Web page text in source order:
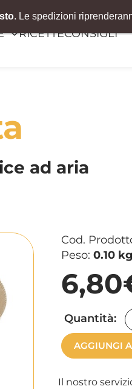
RICETTECONSIGLI
ad aria
Cod.
Peso: 0.10 kg
Quantità:
AGGIUNGI
Il nostro
. Le spedizioni